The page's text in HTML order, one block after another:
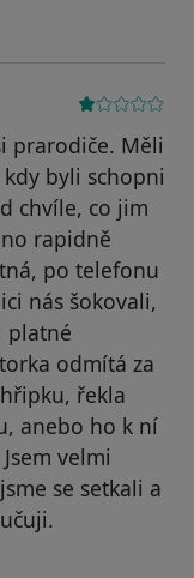
prarodiče. Měli
byli schopni
chvíle, co jim
rapidně
po telefonu
nás šokovali,
platné
odmítá za
řekla
anebo ho k ní
velmi
se setkali a
byl odstraněn